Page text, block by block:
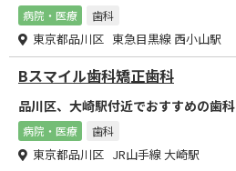
病院・医療 歯科
東京都品川区 東急目黒線 西小山駅
Bスマイル歯科矯正歯科
品川区、大崎駅付近でおすすめの歯科
病院・医療 歯科
東京都品川区 JR山手線 大崎駅